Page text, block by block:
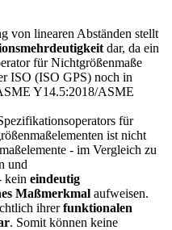
von linearen Abstän­den stellt
dar, da ein
für Nichtgrö­ßenmaße
ISO (ISO GPS) noch in
Y14.5:2018/ASME
für
ist nicht
- im Vergleich zu
und
kein eindeutig
Maß­merkmal aufwei­sen.
ihrerfunktionalen
. Somit können keine